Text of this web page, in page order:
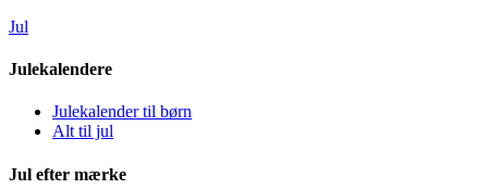
Jul
Julekalendere
Julekalender til børn
Alt til jul
Jul efter mærke